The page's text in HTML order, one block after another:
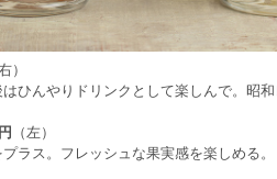
）
ひんやりドリンクとして楽しんで。昭
（左）
ラス。フレッシュな果実感を楽しめる